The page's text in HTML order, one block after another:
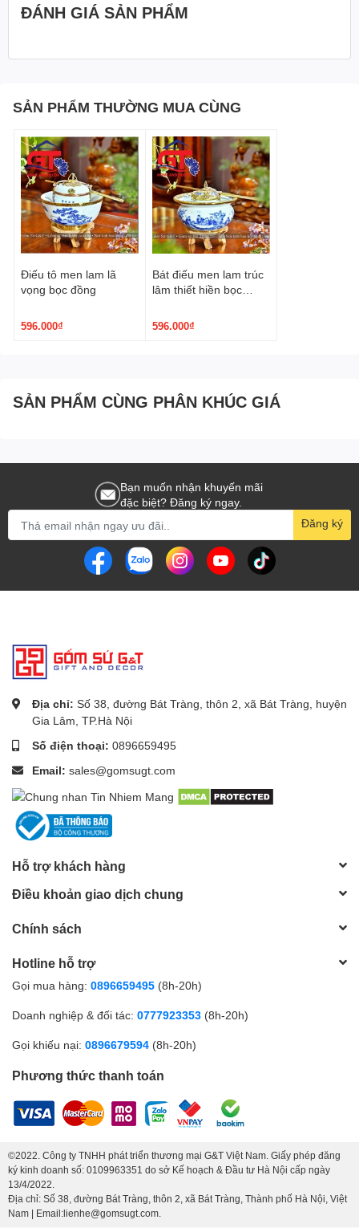
ĐÁNH GIÁ SẢN PHẨM
SẢN PHẨM THƯỜNG MUA CÙNG
Điếu tô men lam lã
vọng bọc đồng
596.000₫
Bát điếu men lam trúc
lâm thiết hiền bọc
596.000₫
SẢN PHẨM CÙNG PHÂN KHÚC GIÁ
Bạn muốn nhận khuyến mãi
đặc biệt? Đăng ký ngay.
Đăng ký
Địa chỉ: Số 38, đường Bát Tràng, thôn 2, xã Bát Tràng, huyện
Gia Lâm, TP.Hà Nội
Số điện thoại: 0896659495
Email: sales@gomsugt.com
Hỗ trợ khách hàng
Điều khoản giao dịch chung
Chính sách
Hotline hỗ trợ
Gọi mua hàng: 0896659495 (8h-20h)
Doanh nghiệp & đối tác: 0777923353 (8h-20h)
Gọi khiếu nại: 0896679594 (8h-20h)
Phương thức thanh toán
©2022. Công ty TNHH phát triển thương mại G&T Việt Nam. Giấy phép đăng
ký kinh doanh số: 0109963351 do sở Kế hoạch & Đầu tư Hà Nội cấp ngày
13/4/2022.
Địa chỉ: Số 38, đường Bát Tràng, thôn 2, xã Bát Tràng, Thành phố Hà Nội, Việt
Nam | Email:lienhe@gomsugt.com.